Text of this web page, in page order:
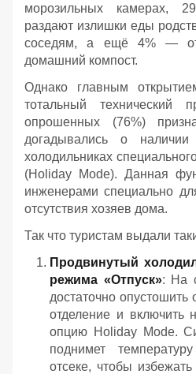
морозильных камерах,
раздают излишки еды
соседям, а ещё 4% —
домашний компост.
Однако главным
тотальный технический
опрошенных (76%)
догадывались о
холодильниках
(Holiday Mode). Данная
инженерами специально
отсутствия хозяев дома.
Так что туристам выдали
Продвинутый
режима «Отпуск»: На
достаточно
отделение и включить
опцию Holiday Mode.
поднимет
отсеке, чтобы